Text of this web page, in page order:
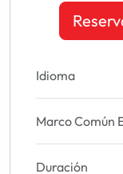
Idioma
Marco Común
Duración